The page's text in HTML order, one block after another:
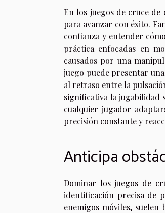
En los juegos de cruce
para avanzar con éxito.
confianza y entender
práctica enfocadas en
causados por una
juego puede presentar
al retraso entre la
significativa la jugabilidad
cualquier jugador
precisión constante y
Anticipa
Dominar los juegos de
identificación precisa de
enemigos móviles,